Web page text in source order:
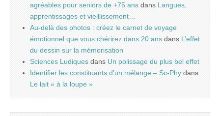
agréables pour seniors de +75 ans dans Langues,
apprentissages et vieillissement…
Au-delà des photos : créez le carnet de voyage
émotionnel que vous chérirez dans 20 ans dans L’effet
du dessin sur la mémorisation
Sciences Ludiques dans Un polissage du plus bel effet
Identifier les constituants d’un mélange – Sc-Phy dans
Le lait « à la loupe »